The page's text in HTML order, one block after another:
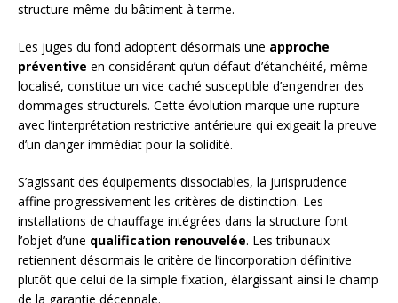
structure même du bâtiment à terme.
Les juges du fond adoptent désormais une approche
préventive en considérant qu’un défaut d’étanchéité, même
localisé, constitue un vice caché susceptible d’engendrer des
dommages structurels. Cette évolution marque une rupture
avec l’interprétation restrictive antérieure qui exigeait la preuve
d’un danger immédiat pour la solidité.
S’agissant des équipements dissociables, la jurisprudence
affine progressivement les critères de distinction. Les
installations de chauffage intégrées dans la structure font
l’objet d’une qualification renouvelée. Les tribunaux
retiennent désormais le critère de l’incorporation définitive
plutôt que celui de la simple fixation, élargissant ainsi le champ
de la garantie décennale.